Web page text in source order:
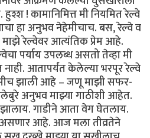
! कामानिमित्त मी नियमित रेल्वे
हा अनुभव नेहेमीचाच. बस, रेल्वे व
माझे रेल्वेवर आत्यंतिक प्रेम आहे.
पर्याय उपलब्ध असतो तेव्हा मी
नाही. आतापर्यंत केलेल्या भरपूर रेल्वे
झाली आहे – जणू माझी सफर-
अनुभव माझ्या गाठीशी आहेत.
गाडीने आता वेग घेतलाय.
असणार आहे. आज मला तीव्रतेने